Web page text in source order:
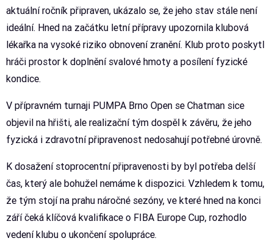
aktuální ročník připraven, ukázalo se, že jeho stav stále není
ideální. Hned na začátku letní přípravy upozornila klubová
lékařka na vysoké riziko obnovení zranění. Klub proto poskytl
hráči prostor k doplnění svalové hmoty a posílení fyzické
kondice.
V přípravném turnaji PUMPA Brno Open se Chatman sice
objevil na hřišti, ale realizační tým dospěl k závěru, že jeho
fyzická i zdravotní připravenost nedosahují potřebné úrovně.
K dosažení stoprocentní připravenosti by byl potřeba delší
čas, který ale bohužel nemáme k dispozici. Vzhledem k tomu,
že tým stojí na prahu náročné sezóny, ve které hned na konci
září čeká klíčová kvalifikace o FIBA Europe Cup, rozhodlo
vedení klubu o ukončení spolupráce.